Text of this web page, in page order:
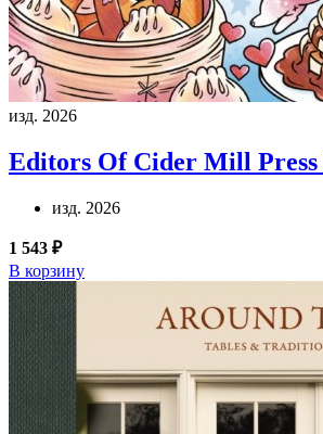
изд. 2026
Editors Of Cider Mill Press
изд. 2026
1 543 ₽
В корзину